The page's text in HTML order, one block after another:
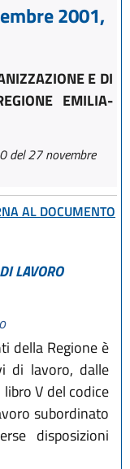
2001,
E DI
EMILIA-
del 27 novembre
AL DOCUMENTO
LAVORO
della Regione è
di lavoro, dalle
V del codice
subordinato
disposizioni